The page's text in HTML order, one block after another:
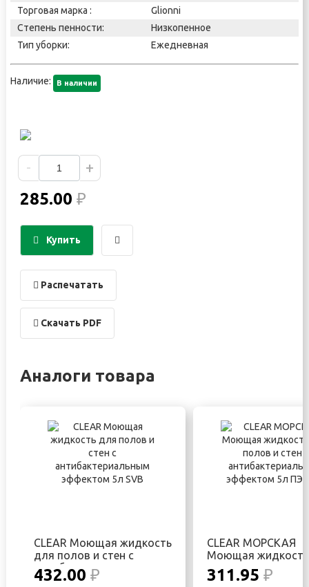
Торговая марка :
Glionni
Степень пенности:
Низкопенное
Тип уборки:
Ежедневная
Наличие: В наличии
- +
285.00 ₽
Купить
Распечатать
Скачать PDF
Аналоги товара
CLEAR Моющая жидкость
для полов и стен с
антибактериальным
эффектом 5л SVB
432.00 ₽
CLEAR МОРСКАЯ
Моющая
полов и стен с
311.95 ₽